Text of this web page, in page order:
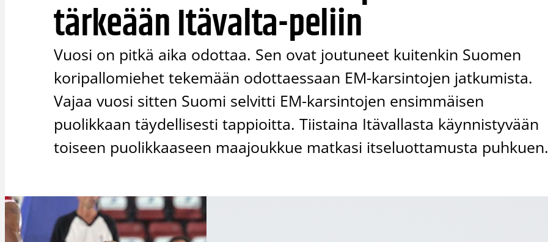
tärkeään Itävalta-peliin
Vuosi on pitkä aika odottaa. Sen ovat joutuneet kuitenkin Suomen
koripallomiehet tekemään odottaessaan EM-karsintojen jatkumista.
Vajaa vuosi sitten Suomi selvitti EM-karsintojen ensimmäisen
puolikkaan täydellisesti tappioitta. Tiistaina Itävallasta käynnistyvään
toiseen puolikkaaseen maajoukkue matkasi itseluottamusta puhkuen.